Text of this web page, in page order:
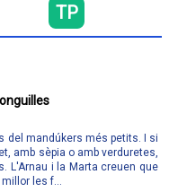
TP
del mandúkers més petits. I si
amb sèpia o amb verduretes,
L'Arnau i la Marta creuen que
les f...